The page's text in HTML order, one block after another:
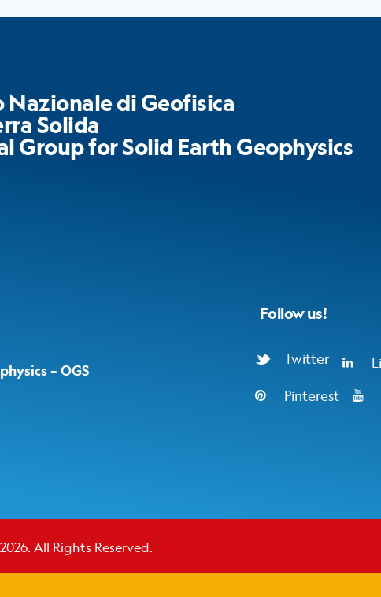
Nazionale di Geofisica
Solida
Group for Solid Earth Geophysics​
– OGS
Follow us!
Twitter
Pinterest
All Rights Reserved.